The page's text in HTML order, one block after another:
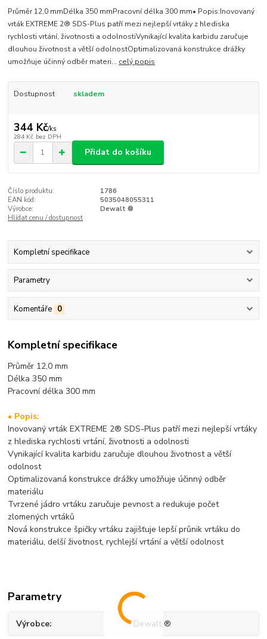
Průměr 12,0 mmDélka 350 mmPracovní délka 300 mm• Popis:Inovovaný
vrták EXTREME 2® SDS-Plus patří mezi nejlepší vrtáky z hlediska
rychlosti vrtání, životnosti a odolnostiVynikající kvalita karbidu zaručuje
dlouhou životnost a větší odolnostOptimalizovaná konstrukce drážky
umožňuje účinný odběr materi... celý popis
Dostupnost skladem
344 Kč/ks
284 Kč bez DPH
Přidat do košíku
Číslo produktu:
1786
EAN kód:
5035048055311
Výrobce:
Dewalt ®
Hlídat cenu / dostupnost
Kompletní specifikace
Parametry
Komentáře 0
Kompletní specifikace
Průměr 12,0 mm
Délka 350 mm
Pracovní délka 300 mm
• Popis:
Inovovaný vrták EXTREME 2® SDS-Plus patří mezi nejlepší vrtáky
z hlediska rychlosti vrtání, životnosti a odolnosti
Vynikající kvalita karbidu zaručuje dlouhou životnost a větší
odolnost
Optimalizovaná konstrukce drážky umožňuje účinný odběr
materiálu
Tvrzené jádro vrtáku zaručuje pevnost a redukuje počet
zlomených vrtáků
Nová konstrukce špičky vrtáku zajišťuje lepší průnik vrtáku do
materiálu, delší životnost, rychlejší vrtání a větší odolnost
Parametry
Výrobce Dewalt ®